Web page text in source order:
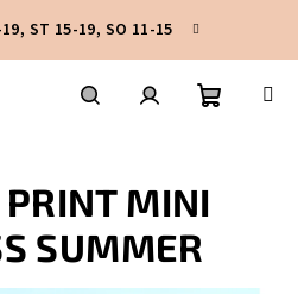
ST 15-19, SO 11-15
košík
MINI
SUMMER